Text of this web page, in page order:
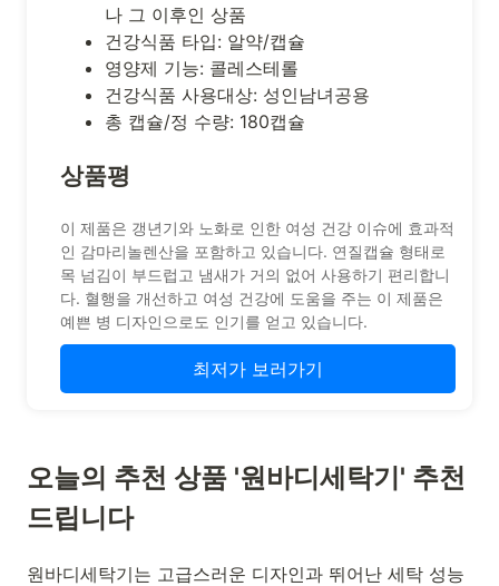
나 그 이후인 상품
건강식품 타입: 알약/캡슐
영양제 기능: 콜레스테롤
건강식품 사용대상: 성인남녀공용
총 캡슐/정 수량: 180캡슐
상품평
이 제품은 갱년기와 노화로 인한 여성 건강 이슈에 효과적
인 감마리놀렌산을 포함하고 있습니다. 연질캡슐 형태로
목 넘김이 부드럽고 냄새가 거의 없어 사용하기 편리합니
다. 혈행을 개선하고 여성 건강에 도움을 주는 이 제품은
예쁜 병 디자인으로도 인기를 얻고 있습니다.
최저가 보러가기
오늘의 추천 상품 '원바디세탁기' 추천
드립니다
원바디세탁기는 고급스러운 디자인과 뛰어난 세탁 성능